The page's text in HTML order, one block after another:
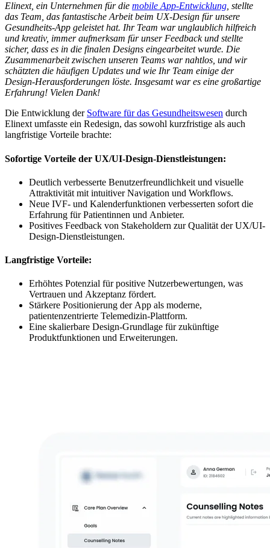
Elinext, ein Unternehmen für die mobile App-Entwicklung , stellte
das Team, das fantastische Arbeit beim UX-Design für unsere
Gesundheits-App geleistet hat. Ihr Team war unglaublich hilfreich
und kreativ, immer aufmerksam für unser Feedback und stellte
sicher, dass es in die finalen Designs eingearbeitet wurde. Die
Zusammenarbeit zwischen unseren Teams war nahtlos, und wir
schätzten die häufigen Updates und wie Ihr Team einige der
Design-Herausforderungen löste. Insgesamt war es eine großartige
Erfahrung! Vielen Dank!
Die Entwicklung der Software für das Gesundheitswesen durch
Elinext umfasste ein Redesign, das sowohl kurzfristige als auch
langfristige Vorteile brachte:
Sofortige Vorteile der UX/UI-Design-Dienstleistungen:
Deutlich verbesserte Benutzerfreundlichkeit und visuelle
Attraktivität mit intuitiver Navigation und Workflows.
Neue IVF- und Kalenderfunktionen verbesserten sofort die
Erfahrung für Patientinnen und Anbieter.
Positives Feedback von Stakeholdern zur Qualität der UX/UI-
Design-Dienstleistungen.
Langfristige Vorteile:
Erhöhtes Potenzial für positive Nutzerbewertungen, was
Vertrauen und Akzeptanz fördert.
Stärkere Positionierung der App als moderne,
patientenzentrierte Telemedizin-Plattform.
Eine skalierbare Design-Grundlage für zukünftige
Produktfunktionen und Erweiterungen.